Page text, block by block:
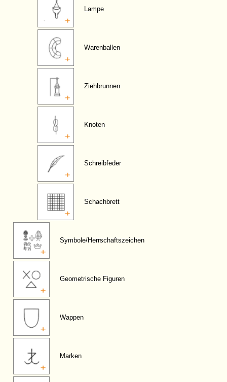
Lampe
Warenballen
Ziehbrunnen
Knoten
Schreibfeder
Schachbrett
Symbole/Herrschaftszeichen
Geometrische Figuren
Wappen
Marken